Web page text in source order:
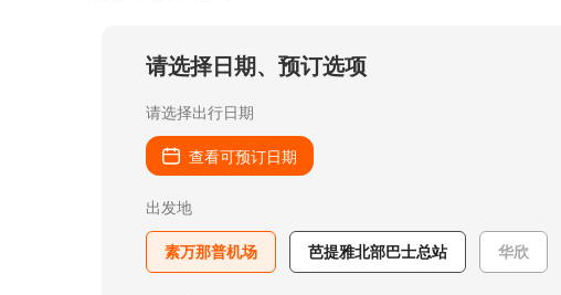
请选择日期、预订选项
请选择出行日期
查看可预订日期
出发地
素万那普机场 芭提雅北部巴士总站 华欣